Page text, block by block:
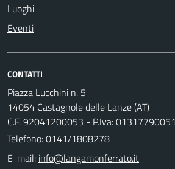
Luoghi
Eventi
CONTATTI
Piazza Lucchini n. 5
14054 Castagnole delle Lanze (AT)
C.F. 92041200053 - P.Iva: 01317790051
Telefono:0141/1808278
E-mail: